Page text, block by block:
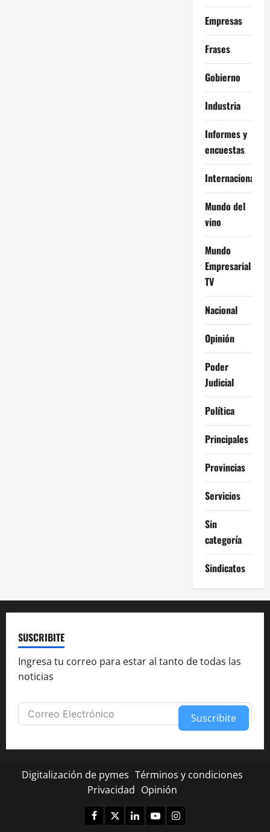
Empresas
Frases
Gobierno
Industria
Informes y
encuestas
Internacional
Mundo del
vino
Mundo
Empresarial
TV
Nacional
Opinión
Poder
Judicial
Política
Principales
Provincias
Servicios
Sin
categoría
Sindicatos
SUSCRIBITE
Ingresa tu correo para estar al tanto de todas las
noticias
Suscribite
Digitalización de pymes Términos y condiciones
Privacidad Opinión
Facebook
TwitterLinkedinYoutubeInstagram